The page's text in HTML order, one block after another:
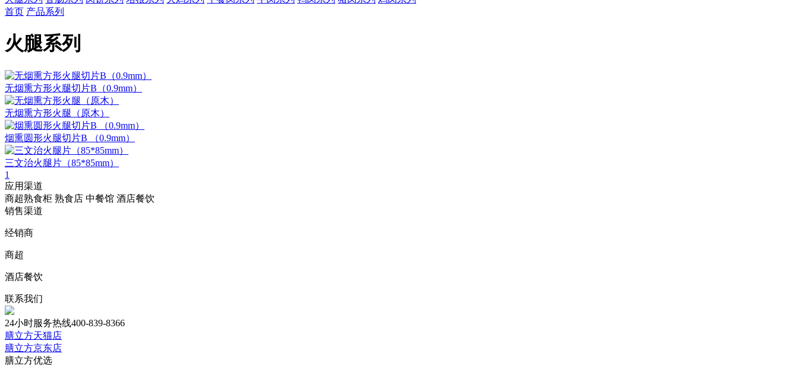
首页 产品系列
火腿系列
无烟熏方形火腿切片B（0.9mm）
无烟熏方形火腿（原木）
烟熏圆形火腿切片B （0.9mm）
三文治火腿片（85*85mm）
1
应用渠道
商超熟食柜 熟食店 中餐馆 酒店餐饮
销售渠道
经销商
商超
酒店餐饮
联系我们
24小时服务热线400-839-8366
膳立方天猫店
膳立方京东店
膳立方优选